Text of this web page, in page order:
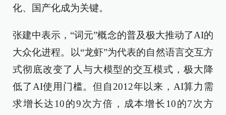
化、国产化成为关键。
张建中表示，“词元”概念的普及极大推动了AI的
大众化进程。以“龙虾”为代表的自然语言交互方
式彻底改变了人与大模型的交互模式，极大降
低了AI使用门槛。但自2012年以来，AI算力需
求增长达10的9次方倍，成本增长10的7次方